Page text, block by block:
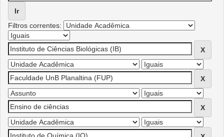
Filtros correntes: